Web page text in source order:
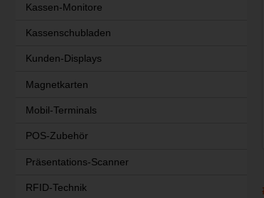
Kassen-Monitore
Kassenschubladen
Kunden-Displays
Magnetkarten
Mobil-Terminals
POS-Zubehör
Präsentations-Scanner
RFID-Technik